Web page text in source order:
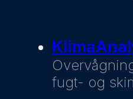
fugt- og